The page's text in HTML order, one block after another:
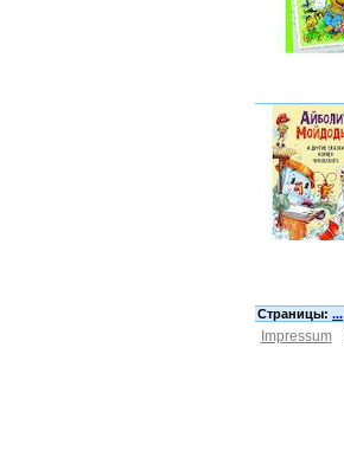
Страницы: ...
Impressum